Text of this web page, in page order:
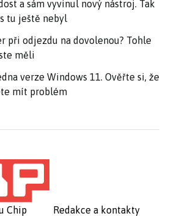
a sám vyvinul nový nástroj. Tak
tu ještě nebyl
při odjezdu na dovolenou? Tohle
měli
verze Windows 11. Ověřte si, že
mít problém
Chip
Redakce a kontakty